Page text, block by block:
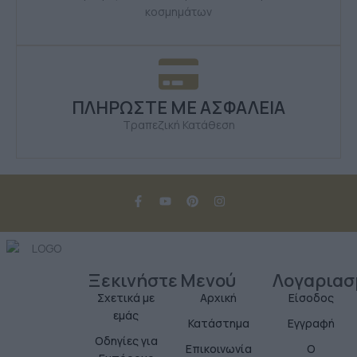
κοσμημάτων
ΠΛΗΡΩΣΤΕ ΜΕ ΑΣΦΑΛΕΙΑ
Τραπεζική Κατάθεση
Ξεκινήστε
Σχετικά με
εμάς
Οδηγίες για
Μενού
Αρχική
Κατάστημα
Επικοινωνία
Είσοδος
Εγγραφή
Ο